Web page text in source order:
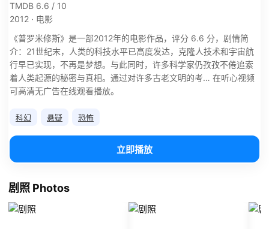
TMDB 6.6 / 10
2012 · 电影
《普罗米修斯》是一部2012年的电影作品，评分 6.6 分，剧情简
介：21世纪末，人类的科技水平已高度发达，克隆人技术和宇宙航
行早已实现，不再是梦想。与此同时，许多科学家仍孜孜不倦追索
着人类起源的秘密与真相。通过对许多古老文明的考… 在听心视频
可高清无广告在线观看播放。
科幻 悬疑 恐怖
立即播放
剧照 Photos